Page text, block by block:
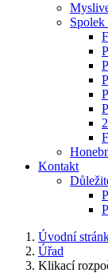
Spolek
Kontakt
Úvodní
Úřad
Klikací